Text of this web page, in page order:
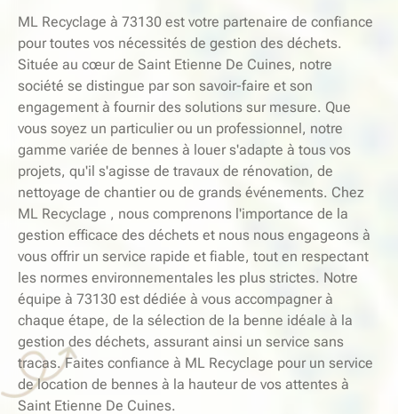
ML Recyclage à 73130 est votre partenaire de confiance
pour toutes vos nécessités de gestion des déchets.
Située au cœur de Saint Etienne De Cuines, notre
société se distingue par son savoir-faire et son
engagement à fournir des solutions sur mesure. Que
vous soyez un particulier ou un professionnel, notre
gamme variée de bennes à louer s'adapte à tous vos
projets, qu'il s'agisse de travaux de rénovation, de
nettoyage de chantier ou de grands événements. Chez
ML Recyclage , nous comprenons l'importance de la
gestion efficace des déchets et nous nous engageons à
vous offrir un service rapide et fiable, tout en respectant
les normes environnementales les plus strictes. Notre
équipe à 73130 est dédiée à vous accompagner à
chaque étape, de la sélection de la benne idéale à la
gestion des déchets, assurant ainsi un service sans
tracas. Faites confiance à ML Recyclage pour un service
de location de bennes à la hauteur de vos attentes à
Saint Etienne De Cuines.